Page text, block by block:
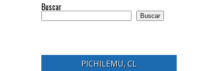
Buscar
Buscar
PICHILEMU, CL